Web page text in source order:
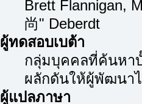
Brett Flannigan,
尚" Deberdt
ผู้ทดสอบเบต้า
กลุ่มบุคคลที่ค้นหา
ผลักดันให้ผู้พัฒนา
ผู้แปลภาษา